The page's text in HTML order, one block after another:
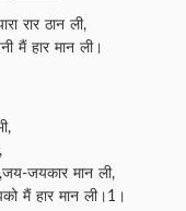
रार ठान ली,
मैं हार मान ली।
जयकार मान ली,
मैं हार मान ली।1।